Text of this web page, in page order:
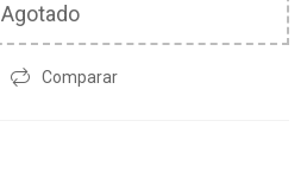
Agotado
Comparar